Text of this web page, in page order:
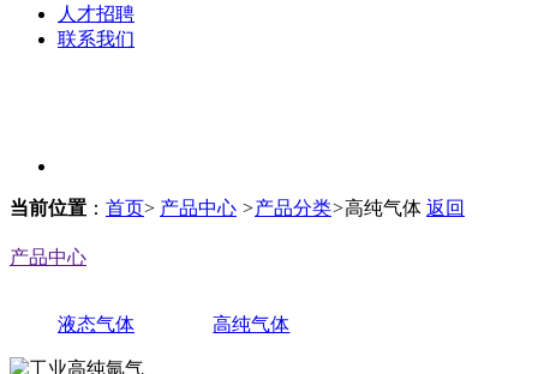
人才招聘
联系我们
当前位置 ： 首页> 产品中心 >产品分类>高纯气体 返回
产品中心
液态气体 高纯气体